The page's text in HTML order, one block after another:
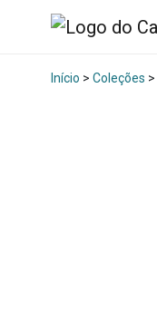
Início > Coleções >